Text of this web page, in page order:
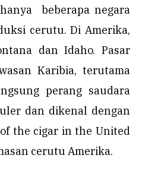
beberapa negara
cerutu. Di Amerika,
dan Idaho. Pasar
Karibia, terutama
perang saudara
dan dikenal dengan
the cigar in the United
cerutu Amerika.